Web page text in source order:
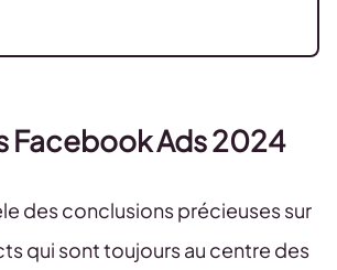
Facebook Ads 2024
des conclusions précieuses sur
qui sont toujours au centre des